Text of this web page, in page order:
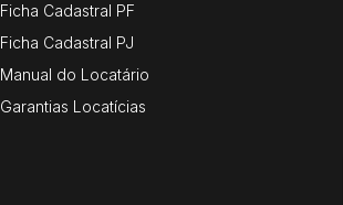
Ficha Cadastral PF
Ficha Cadastral PJ
Manual do Locatário
Garantias Locatícias